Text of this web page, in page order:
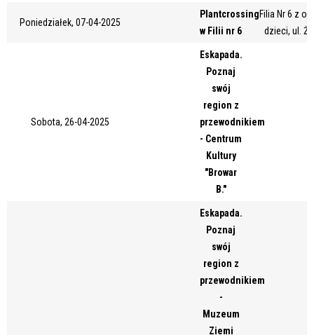
Poniedziałek, 07-04-2025
Plantcrossing
w Filii nr 6
Filia Nr 6 z
dzieci, ul.
Sobota, 26-04-2025
Eskapada.
Poznaj
swój
region z
przewodnikiem
- Centrum
Kultury
"Browar
B."
Eskapada.
Poznaj
swój
region z
przewodnikiem
-
Muzeum
Ziemi